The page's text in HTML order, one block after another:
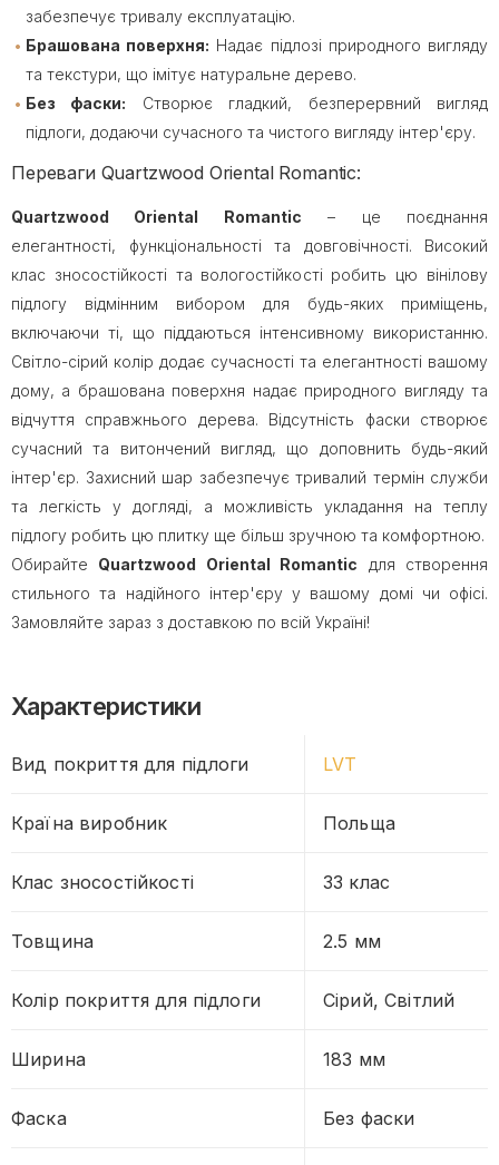
забезпечує тривалу експлуатацію.
Брашована поверхня: Надає підлозі природного вигляду
та текстури, що імітує натуральне дерево.
Без фаски: Створює гладкий, безперервний вигляд
підлоги, додаючи сучасного та чистого вигляду інтер'єру.
Переваги Quartzwood Oriental Romantic:
Quartzwood Oriental Romantic – це поєднання
елегантності, функціональності та довговічності. Високий
клас зносостійкості та вологостійкості робить цю вінілову
підлогу відмінним вибором для будь-яких приміщень,
включаючи ті, що піддаються інтенсивному використанню.
Світло-сірий колір додає сучасності та елегантності вашому
дому, а брашована поверхня надає природного вигляду та
відчуття справжнього дерева. Відсутність фаски створює
сучасний та витончений вигляд, що доповнить будь-який
інтер'єр. Захисний шар забезпечує тривалий термін служби
та легкість у догляді, а можливість укладання на теплу
підлогу робить цю плитку ще більш зручною та комфортною.
Обирайте Quartzwood Oriental Romantic для створення
стильного та надійного інтер'єру у вашому домі чи офісі.
Замовляйте зараз з доставкою по всій Україні!
Характеристики
Вид покриття для підлоги LVT
Країна виробник Польща
Клас зносостійкості 33 клас
Товщина 2.5 мм
Колір покриття для підлоги Сірий, Світлий
Ширина 183 мм
Фаска Без фаски